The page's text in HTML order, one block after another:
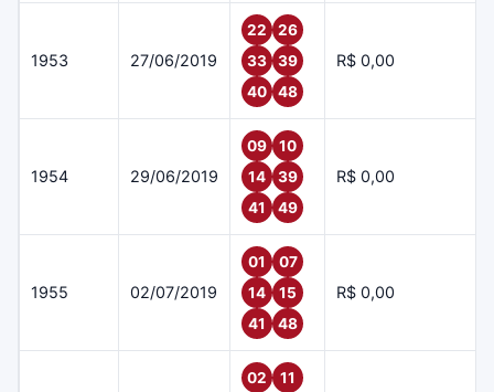
1953 27/06/2019
22
26
33
39
40
48
R$ 0,00
1954 29/06/2019
09
10
14
39
41
49
R$ 0,00
1955 02/07/2019
01
07
14
15
41
48
R$ 0,00
02
11